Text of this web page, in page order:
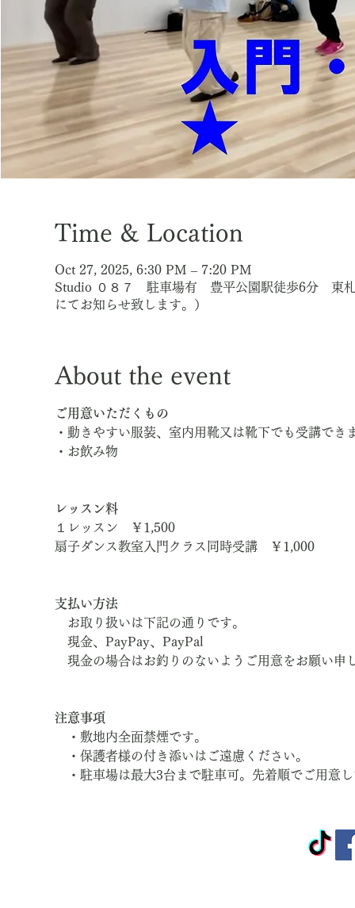
Time & Location
Oct 27, 2025, 6:30 PM – 7:20 PM
Studio ０８７ 駐車場有 豊平公園駅徒歩6分 東札
にてお知らせ致します。）
About the event
ご用意いただくもの
・動きやすい服装、室内用靴又は靴下でも受講でき
・お飲み物
レッスン料
１レッスン　￥1,500
扇子ダンス教室入門クラス同時受講　￥1,000
支払い方法
お取り扱いは下記の通りです。
現金、PayPay、PayPal
現金の場合はお釣りのないようご用意をお願い申
注意事項
・敷地内全面禁煙です。
・保護者様の付き添いはご遠慮ください。
・駐車場は最大3台まで駐車可。先着順でご用意